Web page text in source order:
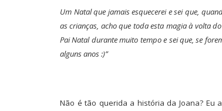
Um Natal que jamais esquecerei e sei que,
as crianças, acho que toda esta magia à volta
Pai Natal durante muito tempo e sei que, se
alguns anos :)”
Não é tão querida a história da Joana?